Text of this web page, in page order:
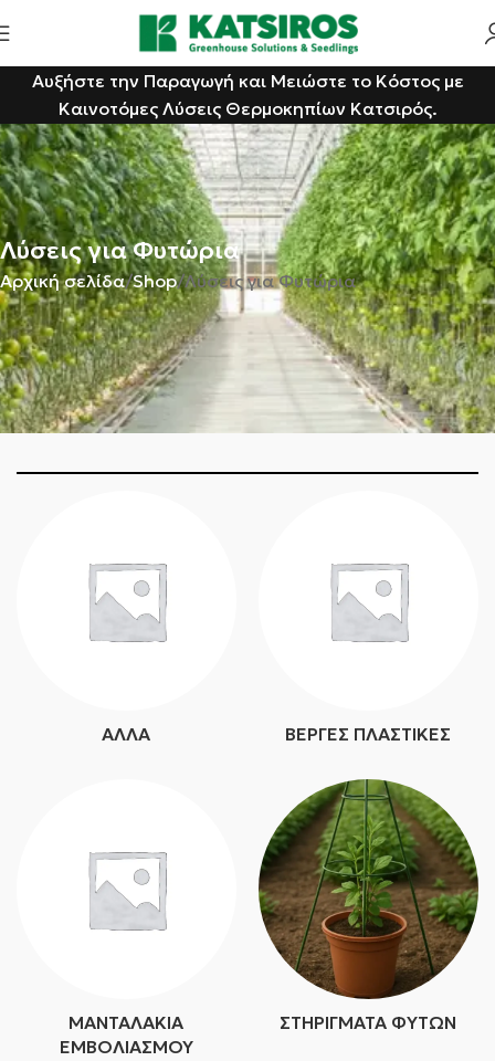
Αυξήστε την Παραγωγή και Μειώστε το Κόστος με
Καινοτόμες Λύσεις Θερμοκηπίων Κατσιρός.
Λύσεις για Φυτώρια
Αρχική σελίδα Shop Λύσεις για Φυτώρια
ΆΛΛΑ ΒΈΡΓΕΣ ΠΛΑΣΤΙΚΈΣ
ΜΑΝΤΑΛΆΚΙΑ
ΕΜΒΟΛΙΑΣΜΟΎ
ΣΤΗΡΊΓΜΑΤΑ ΦΥΤΏΝ